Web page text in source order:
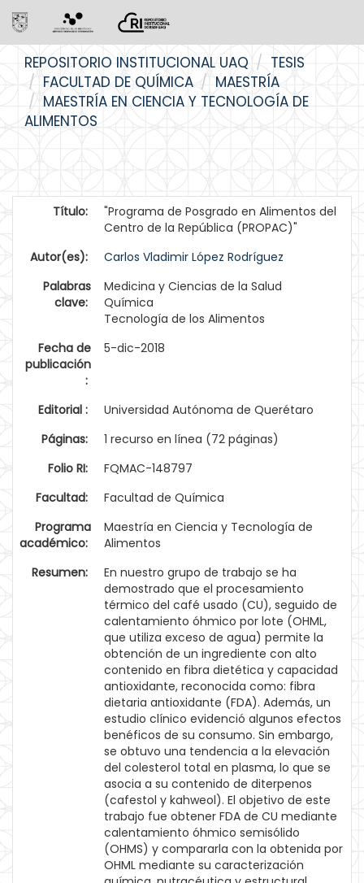
navigation
REPOSITORIO INSTITUCIONAL UAQ
TESIS
FACULTAD DE QUÍMICA
MAESTRÍA
MAESTRÍA EN CIENCIA Y TECNOLOGÍA DE
ALIMENTOS
Título:
"Programa de Posgrado en Alimentos del
Centro de la República (PROPAC)"
Autor(es):
Carlos Vladimir López Rodríguez
Palabras
clave:
Medicina y Ciencias de la Salud
Química
Tecnología de los Alimentos
Fecha de
publicación
:
5-dic-2018
Editorial :
Universidad Autónoma de Querétaro
Páginas:
1 recurso en línea (72 páginas)
Folio RI:
FQMAC-148797
Facultad:
Facultad de Química
Programa
académico:
Maestría en Ciencia y Tecnología de
Alimentos
Resumen:
En nuestro grupo de trabajo se ha
demostrado que el procesamiento
térmico del café usado (CU), seguido de
calentamiento óhmico por lote (OHML,
que utiliza exceso de agua) permite la
obtención de un ingrediente con alto
contenido en fibra dietética y capacidad
antioxidante, reconocida como: fibra
dietaria antioxidante (FDA). Además, un
estudio clínico evidenció algunos efectos
benéficos de su consumo. Sin embargo,
se obtuvo una tendencia a la elevación
del colesterol total en plasma, lo que se
asocia a su contenido de diterpenos
(cafestol y kahweol). El objetivo de este
trabajo fue obtener FDA de CU mediante
calentamiento óhmico semisólido
(OHMS) y compararla con la obtenida por
OHML mediante su caracterización